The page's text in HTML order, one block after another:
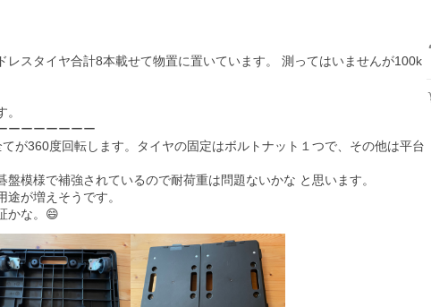
レスタイヤ合計8本載せて物置に置いています。 測ってはいませんが100k
ーーーーーーー
が360度回転します。タイヤの固定はボルトナット１つで、その他は平台
模様で補強されているので耐荷重は問題ないかな と思います。
が増えそうです。
かな。😄